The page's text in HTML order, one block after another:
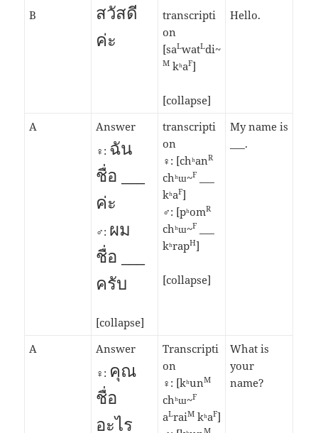
B
สวัสดี
ค่ะ
transcripti
on
[saLwatLdi~
M kʰaF]
[collapse]
Hello.
A
Answer
♀: ฉัน
ชื่อ ___
ค่ะ
♂: ผม
ชื่อ ___
ครับ
[collapse]
transcripti
on
♀: [chʰanR
chʰɯ~F
kʰaF]
♂: [pʰomR
chʰɯ~F
kʰrapH]
[collapse]
My name is
___.
A
Answer
♀: คุณ
ชื่อ
อะไร
Transcripti
on
♀: [kʰunM
chʰɯ~F
aLraiM kʰaF]
M
What is
your
name?